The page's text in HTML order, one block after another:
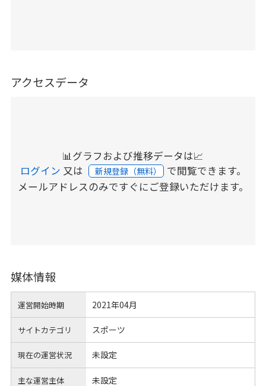
アクセスデータ
📊グラフおよび推移データは📈
ログイン 又は 新規登録（無料） で閲覧できます。
メールアドレスのみですぐにご登録いただけます。
媒体情報
運営開始時期 2021年04月
サイトカテゴリ スポーツ
現在の運営状況 未設定
主な運営主体 未設定